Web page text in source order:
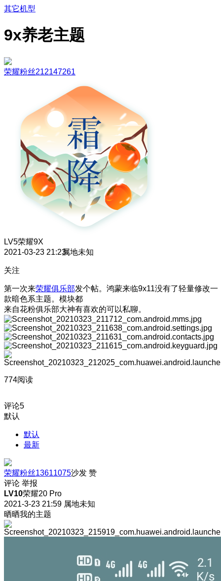
其它机型
9x养老主题
荣耀粉丝212147261
LV5荣耀9X
2021-03-23 21:23属地未知
关注
第一次来荣耀俱乐部发个帖。鸿蒙来临9x11没有了轻量修改一
款暗色系主题。模块都
来自花粉俱乐部大神有喜欢的可以私聊。
774阅读
评论5
默认
默认
最新
荣耀粉丝13611075沙发 赞
评论 举报
LV10荣耀20 Pro
2021-3-23 21:59 属地未知
晒晒我的主题